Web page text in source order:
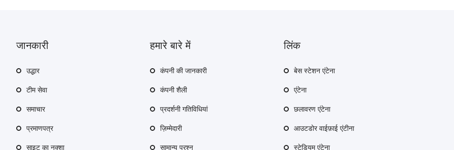
जानकारी
उद्धार
टीम सेवा
समाचार
प्रमाणपत्र
साइट का नक्शा
हमारे बारे में
कंपनी की जानकारी
कंपनी शैली
प्रदर्शनी गतिविधियां
ज़िम्मेदारी
सामान्य प्रश्न
लिंक
बेस स्टेशन एंटेना
एंटेना
छलावरण एंटेना
आउटडोर वाईफ़ाई एंटीना
स्टेडियम एंटेना